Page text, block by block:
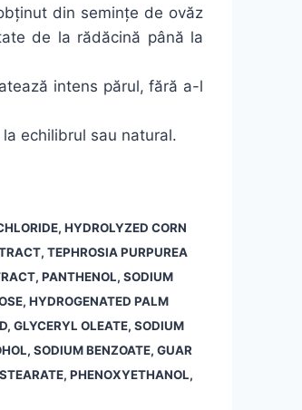
din semințe de ovăz
de la rădăcină până la
intens părul, fără a-l
echilibrul sau natural.
HYDROLYZED CORN
TEPHROSIA PURPUREA
PANTHENOL, SODIUM
HYDROGENATED PALM
GLYCERYL OLEATE, SODIUM
SODIUM BENZOATE, GUAR
PHENOXYETHANOL,